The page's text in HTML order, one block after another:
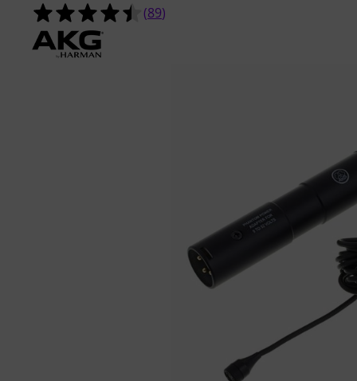
4.5 von 5 Sternen aus 89
(89)